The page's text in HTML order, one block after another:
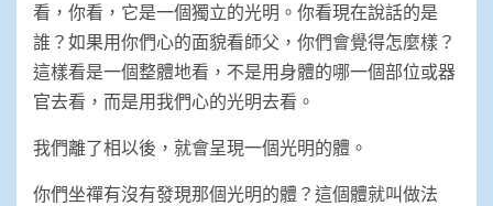
看，你看，它是一個獨立的光明。你看現在說話的是
誰？如果用你們心的面貌看師父，你們會覺得怎麼樣？
這樣看是一個整體地看，不是用身體的哪一個部位或器
官去看，而是用我們心的光明去看。
我們離了相以後，就會呈現一個光明的體。
你們坐禪有沒有發現那個光明的體？這個體就叫做法